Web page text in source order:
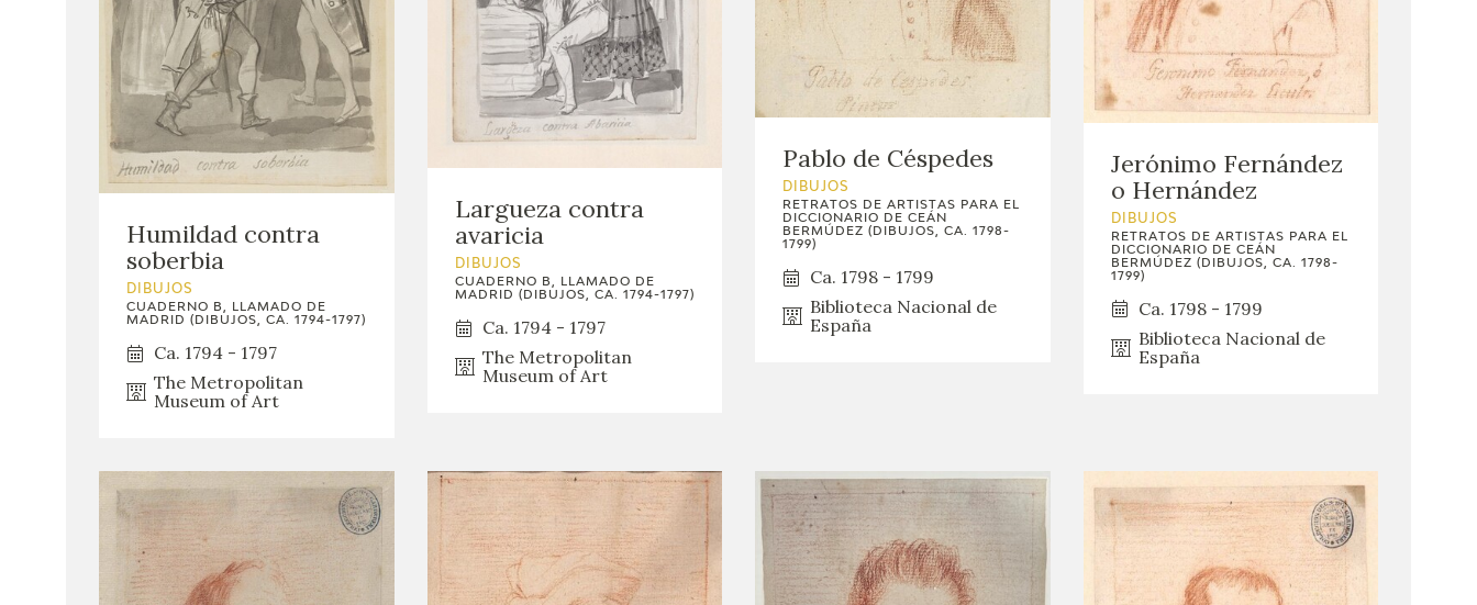
Humildad contra
soberbia
DIBUJOS
CUADERNO B, LLAMADO DE
MADRID (DIBUJOS, CA. 1794-1797)
Ca. 1794 - 1797
The Metropolitan
Museum of Art
Largueza contra
avaricia
DIBUJOS
CUADERNO B, LLAMADO DE
MADRID (DIBUJOS, CA. 1794-1797)
Ca. 1794 - 1797
The Metropolitan
Museum of Art
Pablo de Céspedes
DIBUJOS
RETRATOS DE ARTISTAS PARA EL
DICCIONARIO DE CEÁN
BERMÚDEZ (DIBUJOS, CA. 1798-
1799)
Ca. 1798 - 1799
Biblioteca Nacional de
España
Jerónimo Fernández
o Hernández
DIBUJOS
RETRATOS DE ARTISTAS PARA EL
DICCIONARIO DE CEÁN
BERMÚDEZ (DIBUJOS, CA. 1798-
1799)
Ca. 1798 - 1799
Biblioteca Nacional de
España